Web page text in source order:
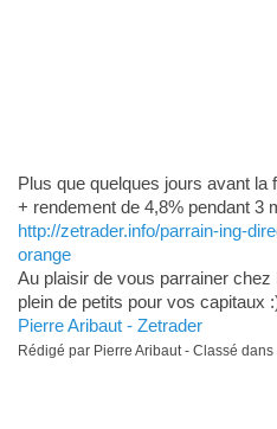
Plus que quelques jours avant la
+ rendement de 4,8% pendant 3
http://zetrader.info/parrain-ing-
orange
Au plaisir de vous parrainer
plein de petits pour vos capitaux
Pierre Aribaut - Zetrader
Rédigé par Pierre Aribaut - Classé dans